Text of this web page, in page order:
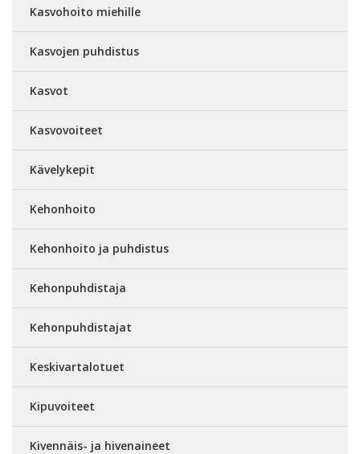
Kasvohoito miehille
Kasvojen puhdistus
Kasvot
Kasvovoiteet
Kävelykepit
Kehonhoito
Kehonhoito ja puhdistus
Kehonpuhdistaja
Kehonpuhdistajat
Keskivartalotuet
Kipuvoiteet
Kivennäis- ja hivenaineet